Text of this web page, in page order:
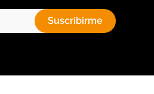
Suscribirme